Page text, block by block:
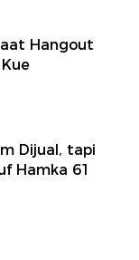
Hangout
Dijual, tapi
Hamka 61